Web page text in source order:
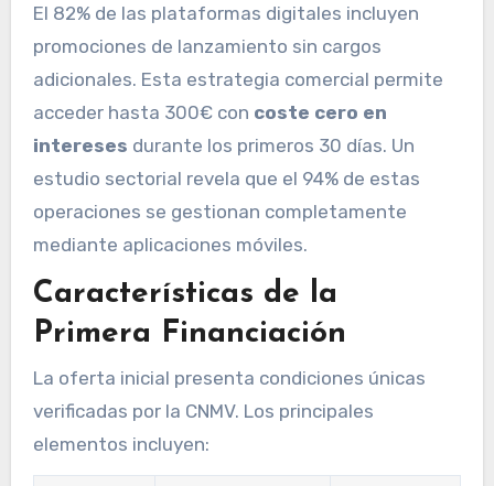
El 82% de las plataformas digitales incluyen
promociones de lanzamiento sin cargos
adicionales. Esta estrategia comercial permite
acceder hasta 300€ con coste cero en
intereses durante los primeros 30 días. Un
estudio sectorial revela que el 94% de estas
operaciones se gestionan completamente
mediante aplicaciones móviles.
Características de la
Primera Financiación
La oferta inicial presenta condiciones únicas
verificadas por la CNMV. Los principales
elementos incluyen: